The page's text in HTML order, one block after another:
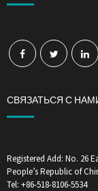
СВЯЗАТЬСЯ С
Registered Add: No. 26
People’s Republic of
Tel: +86-518-8106-5534